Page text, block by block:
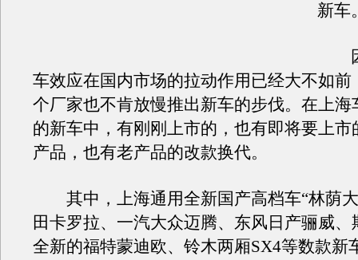
新车
因
车效应在国内市场的拉动作用已经大不如前
个厂家也不肯放慢推出新车的步伐。在上海
的新车中，有刚刚上市的，也有即将要上市
产品，也有老产品的改款换代。
其中，上海通用全新国产高档车“林荫大
田卡罗拉、一汽大众迈腾、东风日产骊威、
全新的福特蒙迪欧、铃木两厢SX4等数款新